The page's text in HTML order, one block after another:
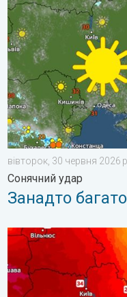
вівторок, 30 червня 2026
Сонячний удар
Занадто
Автомобіль може